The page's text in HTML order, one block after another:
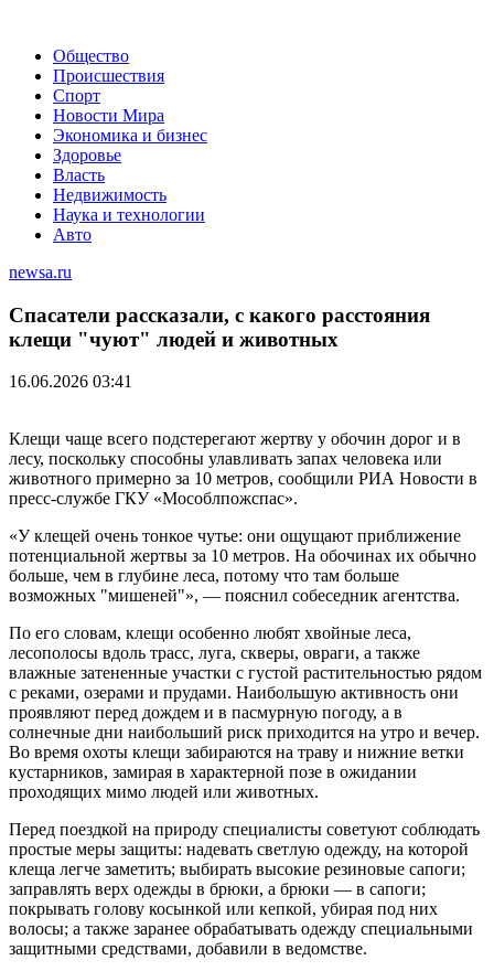
Общество
Происшествия
Спорт
Новости Мира
Экономика и бизнес
Здоровье
Власть
Недвижимость
Наука и технологии
Авто
newsa.ru
Спасатели рассказали, с какого расстояния
клещи "чуют" людей и животных
16.06.2026 03:41
Клещи чаще всего подстерегают жертву у обочин дорог и в
лесу, поскольку способны улавливать запах человека или
животного примерно за 10 метров, сообщили РИА Новости в
пресс-службе ГКУ «Мособлпожспас».
«У клещей очень тонкое чутье: они ощущают приближение
потенциальной жертвы за 10 метров. На обочинах их обычно
больше, чем в глубине леса, потому что там больше
возможных "мишеней"», — пояснил собеседник агентства.
По его словам, клещи особенно любят хвойные леса,
лесополосы вдоль трасс, луга, скверы, овраги, а также
влажные затененные участки с густой растительностью рядом
с реками, озерами и прудами. Наибольшую активность они
проявляют перед дождем и в пасмурную погоду, а в
солнечные дни наибольший риск приходится на утро и вечер.
Во время охоты клещи забираются на траву и нижние ветки
кустарников, замирая в характерной позе в ожидании
проходящих мимо людей или животных.
Перед поездкой на природу специалисты советуют соблюдать
простые меры защиты: надевать светлую одежду, на которой
клеща легче заметить; выбирать высокие резиновые сапоги;
заправлять верх одежды в брюки, а брюки — в сапоги;
покрывать голову косынкой или кепкой, убирая под них
волосы; а также заранее обрабатывать одежду специальными
защитными средствами, добавили в ведомстве.